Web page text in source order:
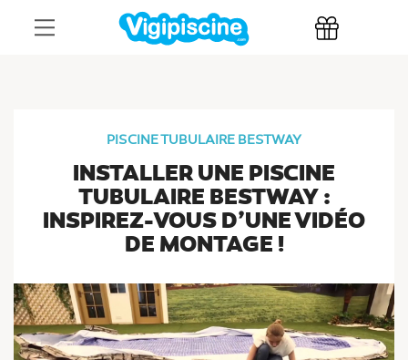
PISCINE TUBULAIRE BESTWAY
INSTALLER UNE PISCINE
TUBULAIRE BESTWAY :
INSPIREZ-VOUS D’UNE VIDÉO
DE MONTAGE !